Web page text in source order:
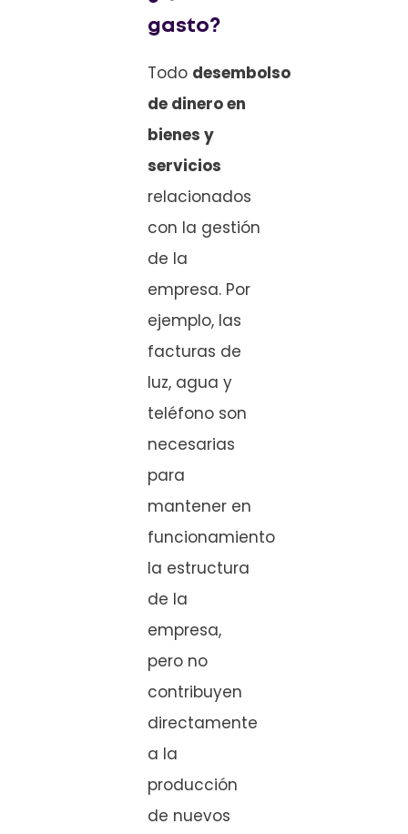
gasto?
Todo desembolso
de dinero en
bienes y
servicios
relacionados
con la gestión
de la
empresa. Por
ejemplo, las
facturas de
luz, agua y
teléfono son
necesarias
para
mantener en
funcionamiento
la estructura
de la
empresa,
pero no
contribuyen
directamente
a la
producción
de nuevos